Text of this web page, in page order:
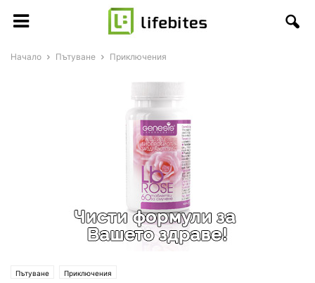
Начало Пътуване Приключения
Пътуване Приключения